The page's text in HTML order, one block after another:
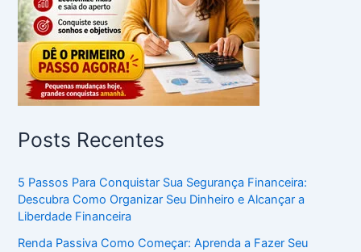
Posts Recentes
5 Passos Para Conquistar Sua Segurança Financeira:
Descubra Como Organizar Seu Dinheiro e Alcançar a
Liberdade Financeira
Renda Passiva Como Começar: Aprenda a Fazer Seu